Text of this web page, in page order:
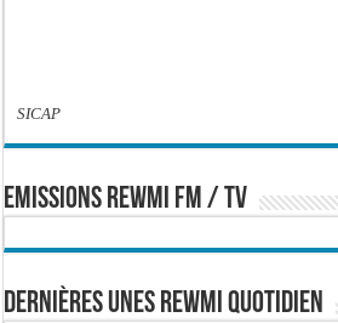
SICAP
EMISSIONS REWMI FM / TV
Dernières Unes Rewmi Quotidien